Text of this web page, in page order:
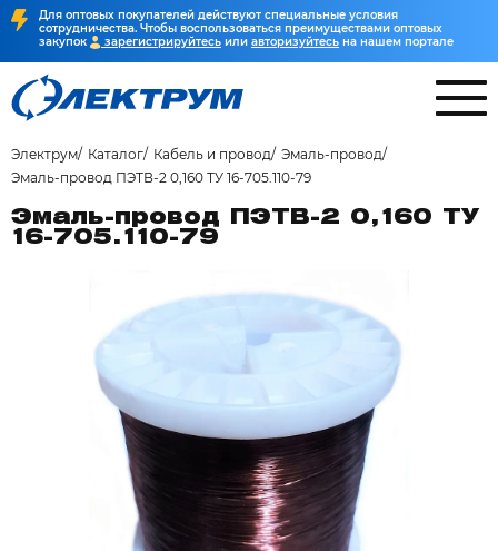
Для оптовых покупателей действуют специальные условия
сотрудничества. Чтобы воспользоваться преимуществами оптовых
закупок
зарегистрируйтесь или авторизуйтесь на нашем портале
Электрум Каталог Кабель и провод Эмаль-провод
Эмаль-провод ПЭТВ-2 0,160 ТУ 16-705.110-79
Эмаль-провод ПЭТВ-2 0,160 ТУ
16-705.110-79